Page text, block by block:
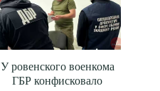
У ровенского военкома
ГБР конфисковало